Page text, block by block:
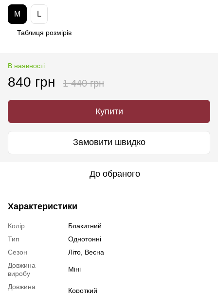
M L
Таблиця розмірів
В наявності
840 грн 1 440 грн
Купити
Замовити швидко
До обраного
Характеристики
Колір
Блакитний
Тип
Однотонні
Сезон
Літо, Весна
Довжина
виробу
Міні
Довжина
Короткий